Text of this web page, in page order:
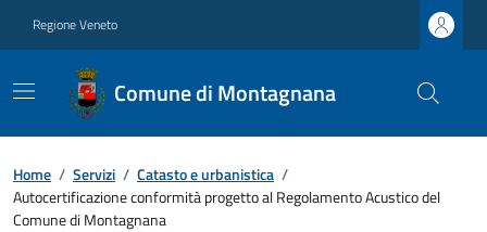
Regione Veneto
Comune di Montagnana
Home / Servizi / Catasto e urbanistica /
Autocertificazione conformità progetto al Regolamento Acustico del
Comune di Montagnana